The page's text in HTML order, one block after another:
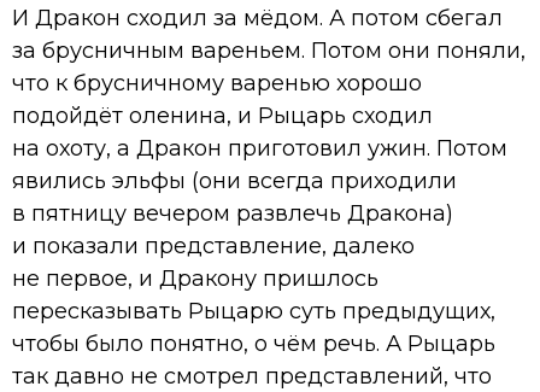
И Дракон сходил за мёдом. А потом сбегал
за брусничным вареньем. Потом они поняли,
что к брусничному варенью хорошо
подойдёт оленина, и Рыцарь сходил
на охоту, а Дракон приготовил ужин. Потом
явились эльфы (они всегда приходили
в пятницу вечером развлечь Дракона)
и показали представление, далеко
не первое, и Дракону пришлось
пересказывать Рыцарю суть предыдущих,
чтобы было понятно, о чём речь. А Рыцарь
так давно не смотрел представлений, что